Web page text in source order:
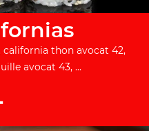
california thon avocat 42,
avocat 43, ...